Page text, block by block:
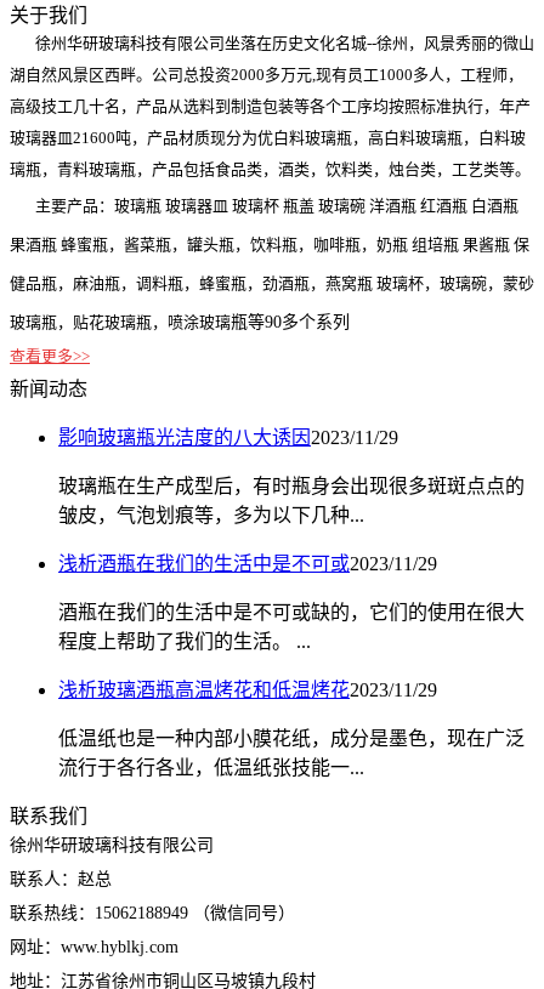
关于我们
徐州华研玻璃科技有限公司坐落在历史文化名城--徐州，风景秀丽的微山
湖自然风景区西畔。公司总投资2000多万元,现有员工1000多人，工程师，
高级技工几十名，产品从选料到制造包装等各个工序均按照标准执行，年产
玻璃器皿21600吨，产品材质现分为优白料玻璃瓶，高白料玻璃瓶，白料玻
璃瓶，青料玻璃瓶，产品包括食品类，酒类，饮料类，烛台类，工艺类等。
主要产品：玻璃瓶 玻璃器皿 玻璃杯 瓶盖 玻璃碗 洋酒瓶 红酒瓶 白酒瓶
果酒瓶 蜂蜜瓶，酱菜瓶，罐头瓶，饮料瓶，咖啡瓶，奶瓶 组培瓶 果酱瓶 保
健品瓶，麻油瓶，调料瓶，蜂蜜瓶，劲酒瓶，燕窝瓶 玻璃杯，玻璃碗，蒙砂
玻璃瓶，贴花玻璃瓶，喷涂玻璃瓶等90多个系列
查看更多>>
新闻动态
影响玻璃瓶光洁度的八大诱因 2023/11/29
玻璃瓶在生产成型后，有时瓶身会出现很多斑斑点点的
皱皮，气泡划痕等，多为以下几种...
浅析酒瓶在我们的生活中是不可或2023/11/29
酒瓶在我们的生活中是不可或缺的，它们的使用在很大
程度上帮助了我们的生活。 ...
浅析玻璃酒瓶高温烤花和低温烤花2023/11/29
低温纸也是一种内部小膜花纸，成分是墨色，现在广泛
流行于各行各业，低温纸张技能一...
联系我们
徐州华研玻璃科技有限公司
联系人：赵总
联系热线：15062188949 （微信同号）
网址：www.hyblkj.com
地址：江苏省徐州市铜山区马坡镇九段村